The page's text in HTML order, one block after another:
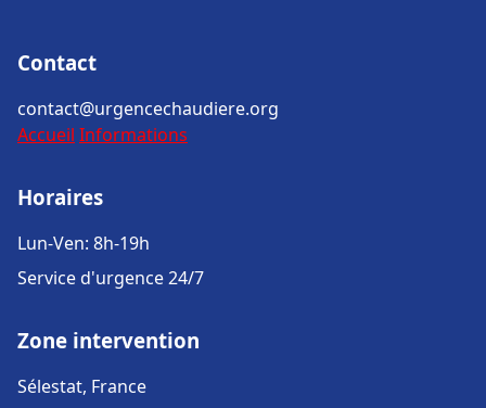
Contact
contact@urgencechaudiere.org
Accueil Informations
Horaires
Lun-Ven: 8h-19h
Service d'urgence 24/7
Zone intervention
Sélestat, France